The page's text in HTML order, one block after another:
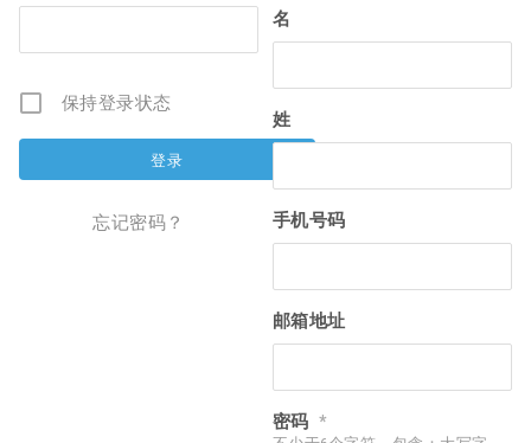
保持登录状态
忘记密码？
名
姓
手机号码
邮箱地址
密码 *